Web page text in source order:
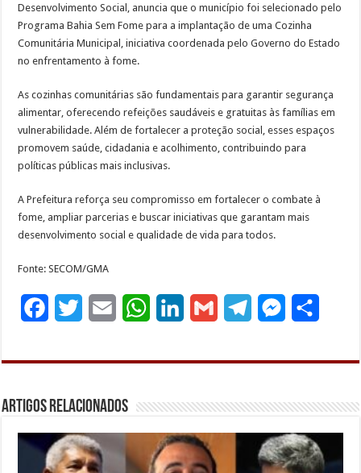
Desenvolvimento Social, anuncia que o município foi selecionado pelo
Programa Bahia Sem Fome para a implantação de uma Cozinha
Comunitária Municipal, iniciativa coordenada pelo Governo do Estado
no enfrentamento à fome.
As cozinhas comunitárias são fundamentais para garantir segurança
alimentar, oferecendo refeições saudáveis e gratuitas às famílias em
vulnerabilidade. Além de fortalecer a proteção social, esses espaços
promovem saúde, cidadania e acolhimento, contribuindo para
políticas públicas mais inclusivas.
A Prefeitura reforça seu compromisso em fortalecer o combate à
fome, ampliar parcerias e buscar iniciativas que garantam mais
desenvolvimento social e qualidade de vida para todos.
Fonte: SECOM/GMA
c
b
o
i
t
e
a
l
W
a
s
A
n
e
d
a
l
l
g
M
s
e
n
a
e
Artigos Relacionados